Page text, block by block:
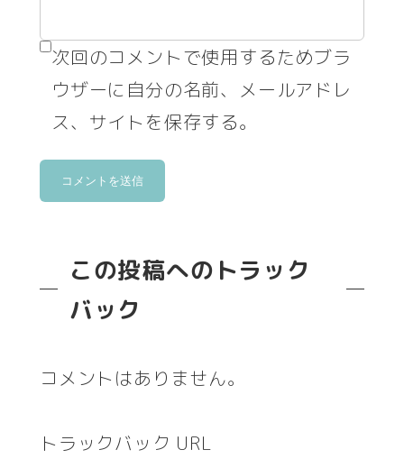
次回のコメントで使用するためブラ
ウザーに自分の名前、メールアドレ
ス、サイトを保存する。
この投稿へのトラック
バック
コメントはありません。
トラックバック URL